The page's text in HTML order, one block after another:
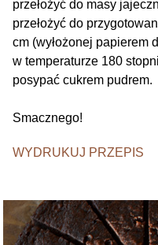
przełożyć do masy
przełożyć do
cm (wyłożonej papierem
w temperaturze 180
posypać cukrem pudrem.
Smacznego!
WYDRUKUJ PRZEPIS